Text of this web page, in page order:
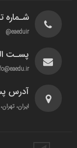
شـماره
eaeduir@
پسـت
آدرس
ایران،